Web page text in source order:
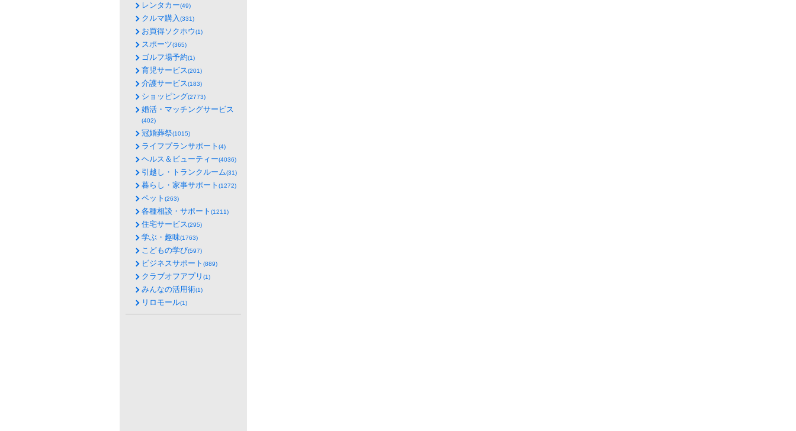
レンタカー(49)
クルマ購入(331)
お買得ソクホウ(1)
スポーツ(365)
ゴルフ場予約(1)
育児サービス(201)
介護サービス(183)
ショッピング(2773)
婚活・マッチングサービス
(402)
冠婚葬祭(1015)
ライフプランサポート (4)
ヘルス＆ビューティー(4036)
引越し・トランクルーム(31)
暮らし・家事サポート (1272)
ペット (263)
各種相談・サポート (1211)
住宅サービス(295)
学ぶ・趣味(1763)
こどもの学び(597)
ビジネスサポート (889)
クラブオフアプリ (1)
みんなの活用術(1)
リロモール(1)